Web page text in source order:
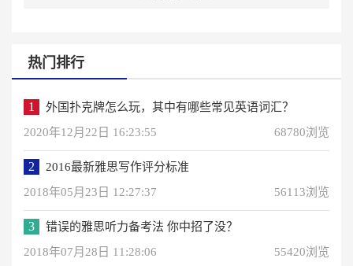
热门排行
1
外国扑克牌怎么玩，其中有哪些常见英语词汇？
2020年12月22日 16:23:55
68780浏览
2
2016最新雅思写作评分标准
2018年05月23日 12:27:37
56113浏览
3
错误的雅思听力备考法 你中招了没？
2018年07月28日 11:28:06
55420浏览